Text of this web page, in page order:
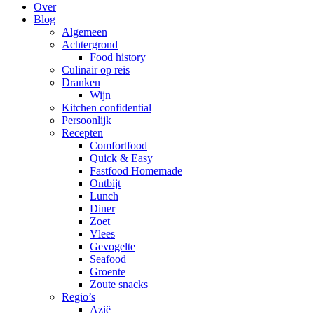
Over
Blog
Algemeen
Achtergrond
Food history
Culinair op reis
Dranken
Wijn
Kitchen confidential
Persoonlijk
Recepten
Comfortfood
Quick & Easy
Fastfood Homemade
Ontbijt
Lunch
Diner
Zoet
Vlees
Gevogelte
Seafood
Groente
Zoute snacks
Regio’s
Azië